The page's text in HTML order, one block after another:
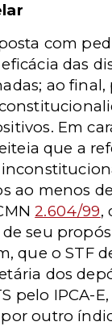
com
das
ao final,
Em
que a
ao menos
2.604/99,
de seu
que o STF
dos
pelo IPCA-
por outro